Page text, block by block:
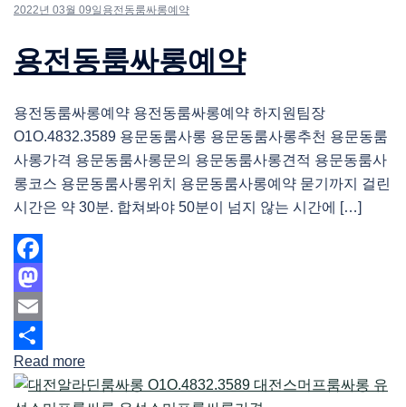
2022년 03월 09일 용전동룸싸롱예약
용전동룸싸롱예약
용전동룸싸롱예약 용전동룸싸롱예약 하지원팀장
O1O.4832.3589 용문동룸사롱 용문동룸사롱추천 용문동룸
사롱가격 용문동룸사롱문의 용문동룸사롱견적 용문동룸사
롱코스 용문동룸사롱위치 용문동룸사롱예약 묻기까지 걸린
시간은 약 30분. 합쳐봐야 50분이 넘지 않는 시간에 […]
Facebook
Mastodon
Email
Share
Read more